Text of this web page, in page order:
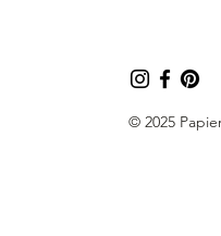
© 2025